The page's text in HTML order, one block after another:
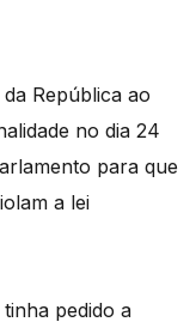
República ao
no dia 24
para que
a lei
pedido a